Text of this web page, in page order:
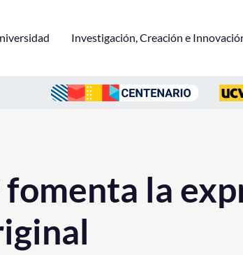
Investigación, Creación e
fomenta la